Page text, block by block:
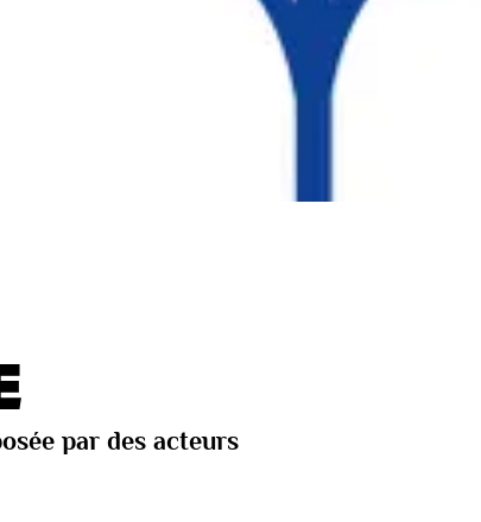
par des acteurs